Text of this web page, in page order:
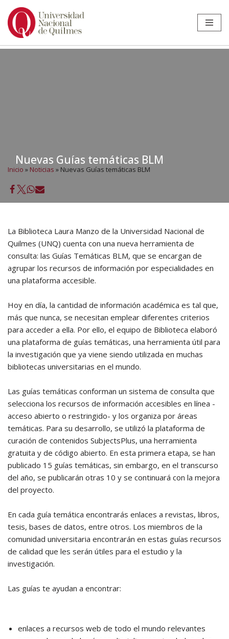
Ir
Nuevas Guías temáticas BLM
Inicio » Noticias » Nuevas Guías temáticas BLM
La Biblioteca Laura Manzo de la Universidad Nacional de
Quilmes (UNQ) cuenta con una nueva herramienta de
consulta: las Guías Temáticas BLM, que se encargan de
agrupar los recursos de información por especialidades en
una plataforma accesible.
Hoy en día, la cantidad de información académica es tal que,
más que nunca, se necesitan emplear diferentes criterios
para acceder a ella. Por ello, el equipo de Biblioteca elaboró
una plataforma de guías temáticas, una herramienta útil para
la investigación que ya viene siendo utilizada en muchas
bibliotecas universitarias en el mundo.
Las guías temáticas conforman un sistema de consulta que
selecciona los recursos de información accesibles en línea -
acceso abierto o restringido- y los organiza por áreas
temáticas. Para su desarrollo, se utilizó la plataforma de
curación de contenidos SubjectsPlus, una herramienta
gratuita y de código abierto. En esta primera etapa, se han
publicado 15 guías temáticas, sin embargo, en el transcurso
del año, se publicarán otras 10 y se continuará con la mejora
del proyecto.
En cada guía temática encontrarás enlaces a revistas, libros,
tesis, bases de datos, entre otros. Los miembros de la
comunidad universitaria encontrarán en estas guías recursos
de calidad que les serán útiles para el estudio y la
investigación.
Las guías te ayudan a encontrar:
enlaces a recursos web de todo el mundo relevantes